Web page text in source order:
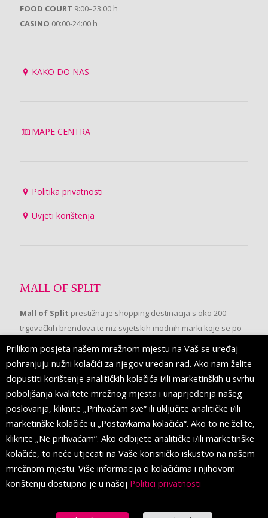
FOOD COURT 9:00–23:00 h
CASINO 00:00-24:00 h
KAKO DO NAS
MAPE CENTRA
Politika privatnosti
Uvjeti korištenja
MALL OF SPLIT
Mall of Split prestižna je shopping destinacija s oko 200
trgovačkih brendova te niz svjetskih modnih marki koje se po
prvi put pojavljuju u Splitu.
PRATITE NAS
Prilikom posjeta našem mrežnom mjestu na Vaš se uređaj
pohranjuju nužni kolačići za njegov uredan rad. Ako nam želite
dopustiti korištenje analitičkih kolačića i/ili marketinških u svrhu
poboljšanja kvalitete mrežnog mjesta i unaprjeđenja našeg
poslovanja, kliknite „Prihvaćam sve“ ili uključite analitičke i/ili
marketinške kolačiće u „Postavkama kolačića“. Ako to ne želite,
kliknite „Ne prihvaćam“. Ako odbijete analitičke i/ili marketinške
kolačiće, to neće utjecati na Vaše korisničko iskustvo na našem
mrežnom mjestu. Više informacija o kolačićima i njihovom
korištenju dostupno je u našoj Politici privatnosti